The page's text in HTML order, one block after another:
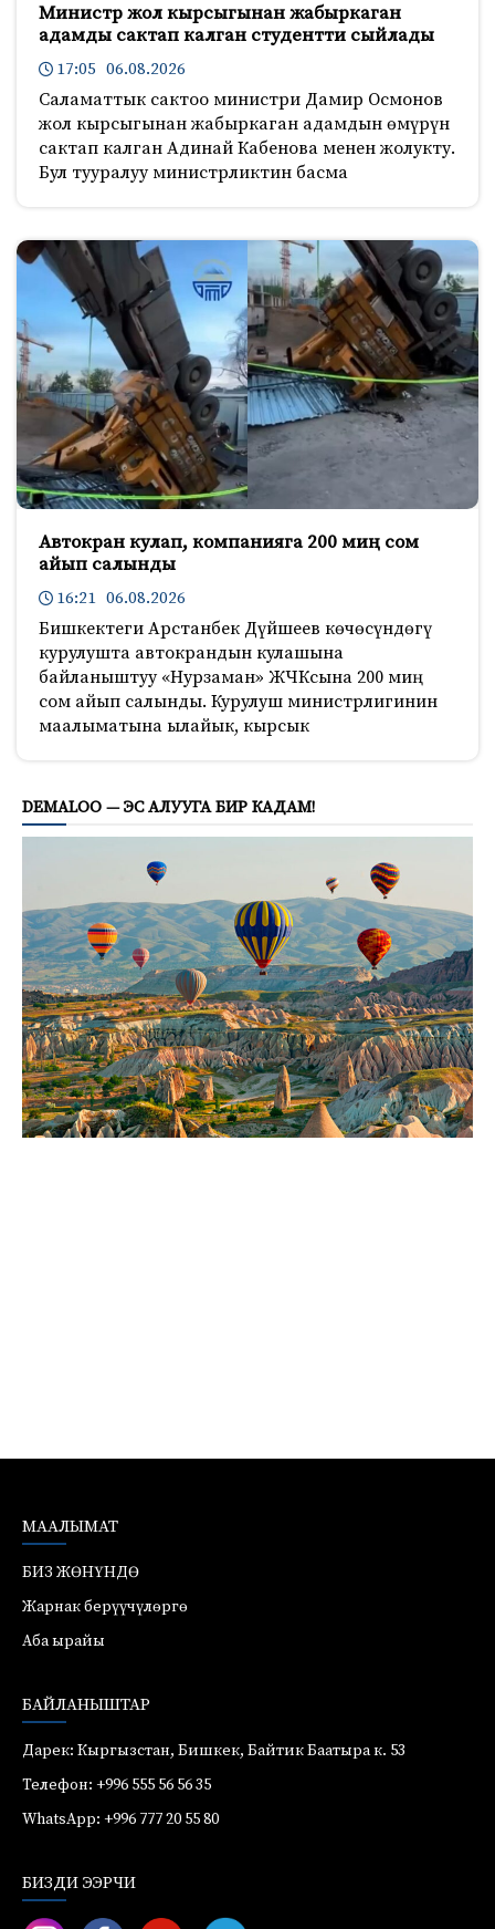
Министр жол кырсыгынан жабыркаган
адамды сактап калган студентти сыйлады
17:05 06.08.2026
Саламаттык сактоо министри Дамир Осмонов
жол кырсыгынан жабыркаган адамдын өмүрүн
сактап калган Адинай Кабенова менен жолукту.
Бул тууралуу министрликтин басма
Автокран кулап, компанияга 200 миң сом
айып салынды
16:21 06.08.2026
Бишкектеги Арстанбек Дүйшеев көчөсүндөгү
курулушта автокрандын кулашына
байланыштуу «Нурзаман» ЖЧКсына 200 миң
сом айып салынды. Курулуш министрлигинин
маалыматына ылайык, кырсык
DEMALOO — ЭС АЛУУГА БИР КАДАМ!
МААЛЫМАТ
БИЗ ЖӨНҮНДӨ
Жарнак берүүчүлөргө
Аба ырайы
БАЙЛАНЫШТАР
Дарек: Кыргызстан, Бишкек, Байтик Баатыра к. 53
Телефон: +996 555 56 56 35
WhatsApp: +996 777 20 55 80
БИЗДИ ЭЭРЧИ